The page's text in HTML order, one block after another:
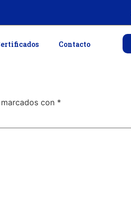
Contacto
con *